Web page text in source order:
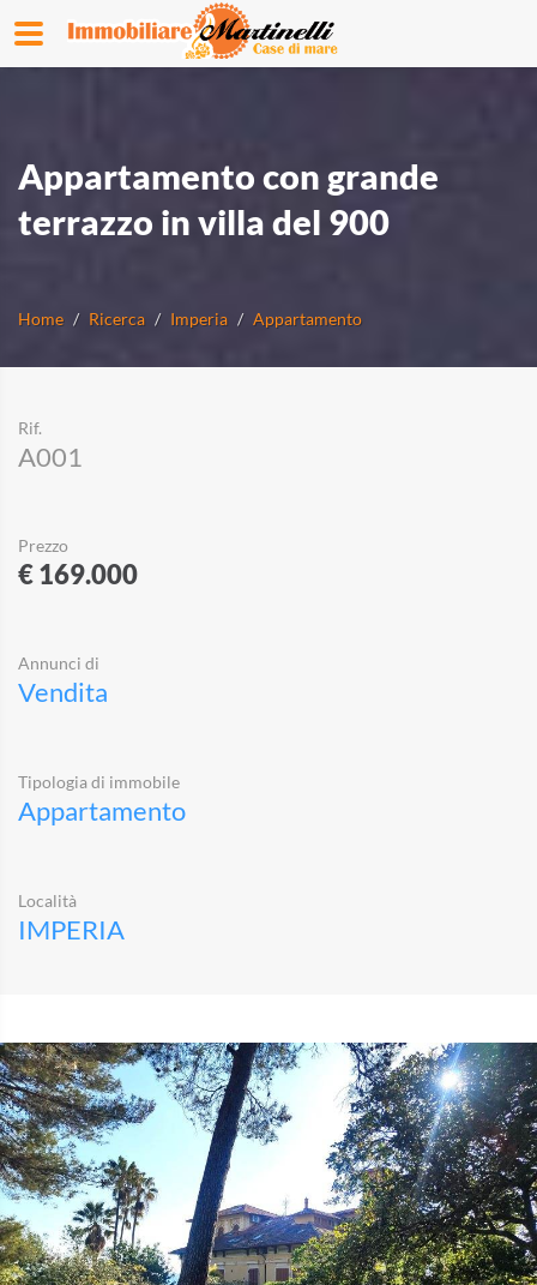
Appartamento con grande
terrazzo in villa del 900
Home Ricerca Imperia Appartamento
Rif.
A001
Prezzo
€ 169.000
Annunci di
Vendita
Tipologia di immobile
Appartamento
Località
IMPERIA